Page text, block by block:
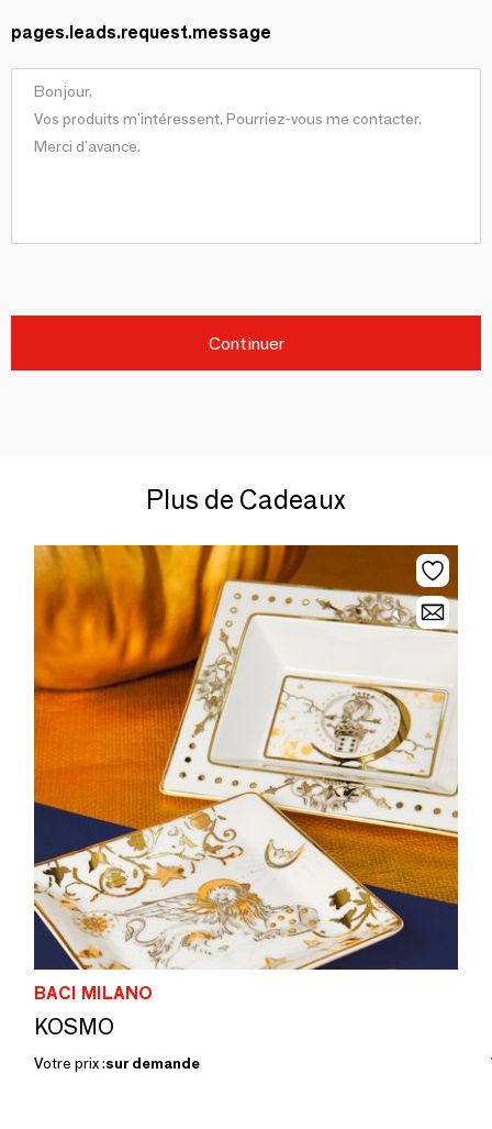
pages.leads.request.message
Continuer
Plus de Cadeaux
BACI MILANO
KOSMO
Votre prix :sur demande